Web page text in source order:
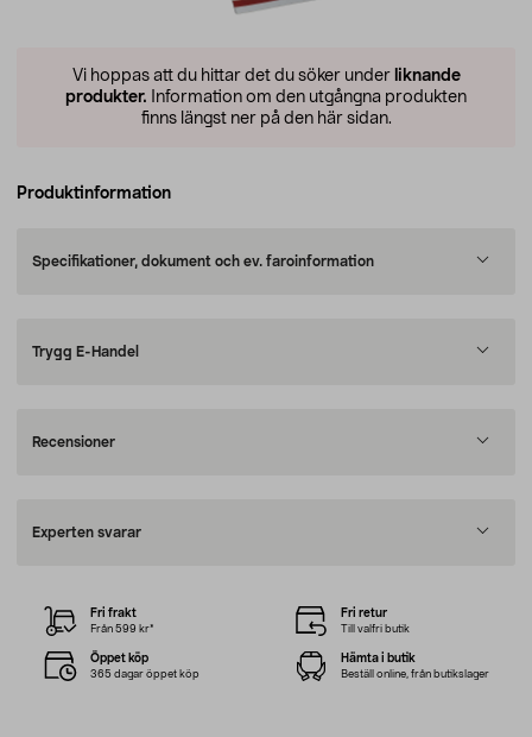
Vi hoppas att du hittar det du söker under liknande
produkter. Information om den utgångna produkten
finns längst ner på den här sidan.
Produktinformation
Specifikationer, dokument och ev. faroinformation
Trygg E-Handel
Recensioner
Experten svarar
Fri frakt
Från 599 kr*
Fri retur
Till valfri butik
Öppet köp
365 dagar öppet köp
Hämta i butik
Beställ online, från butikslager